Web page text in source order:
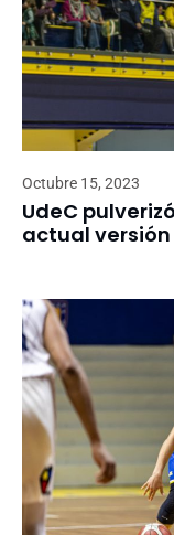
Octubre 15, 2023
UdeC
actual versión